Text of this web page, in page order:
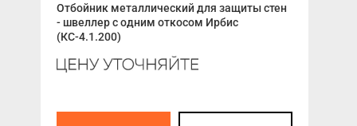
Отбойник металлический для защиты стен
- швеллер с одним откосом Ирбис
(КС-4.1.200)